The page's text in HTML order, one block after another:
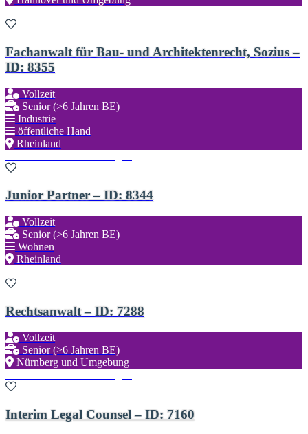
Fachanwalt für Bau- und Architektenrecht, Sozius –
ID: 8355
Vollzeit
Senior (>6 Jahren BE)
Industrie
öffentliche Hand
Rheinland
Junior Partner – ID: 8344
Vollzeit
Senior (>6 Jahren BE)
Wohnen
Rheinland
Rechtsanwalt – ID: 7288
Vollzeit
Senior (>6 Jahren BE)
Nürnberg und Umgebung
Interim Legal Counsel – ID: 7160